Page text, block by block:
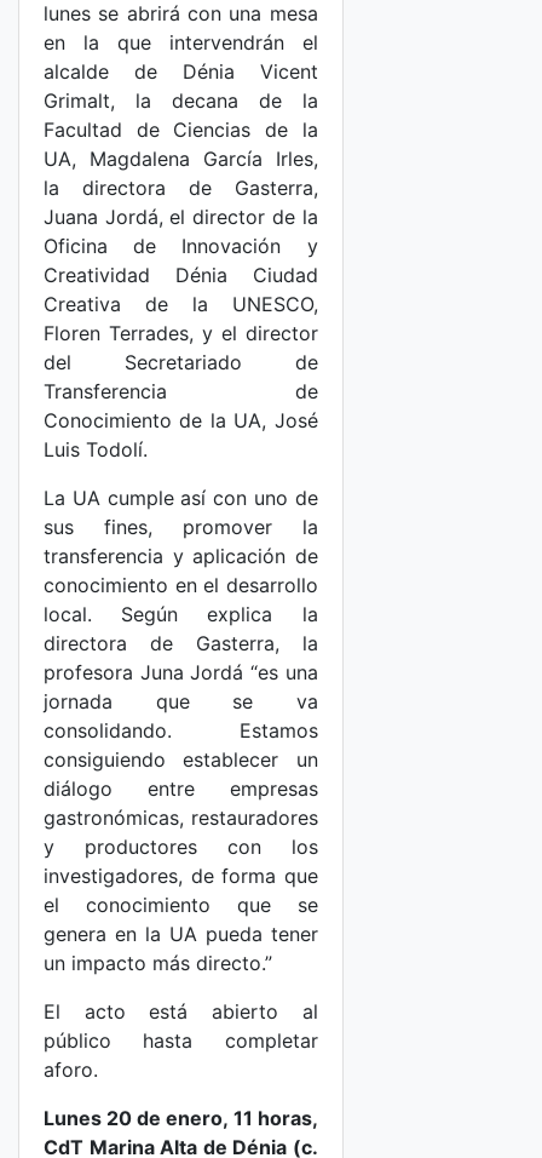
lunes se abrirá con una mesa
en la que intervendrán el
alcalde de Dénia Vicent
Grimalt, la decana de la
Facultad de Ciencias de la
UA, Magdalena García Irles,
la directora de Gasterra,
Juana Jordá, el director de la
Oficina de Innovación y
Creatividad Dénia Ciudad
Creativa de la UNESCO,
Floren Terrades, y el director
del Secretariado de
Transferencia de
Conocimiento de la UA, José
Luis Todolí.
La UA cumple así con uno de
sus fines, promover la
transferencia y aplicación de
conocimiento en el desarrollo
local. Según explica la
directora de Gasterra, la
profesora Juna Jordá “es una
jornada que se va
consolidando. Estamos
consiguiendo establecer un
diálogo entre empresas
gastronómicas, restauradores
y productores con los
investigadores, de forma que
el conocimiento que se
genera en la UA pueda tener
un impacto más directo.”
El acto está abierto al
público hasta completar
aforo.
Lunes 20 de enero, 11 horas,
CdT Marina Alta de Dénia (c.